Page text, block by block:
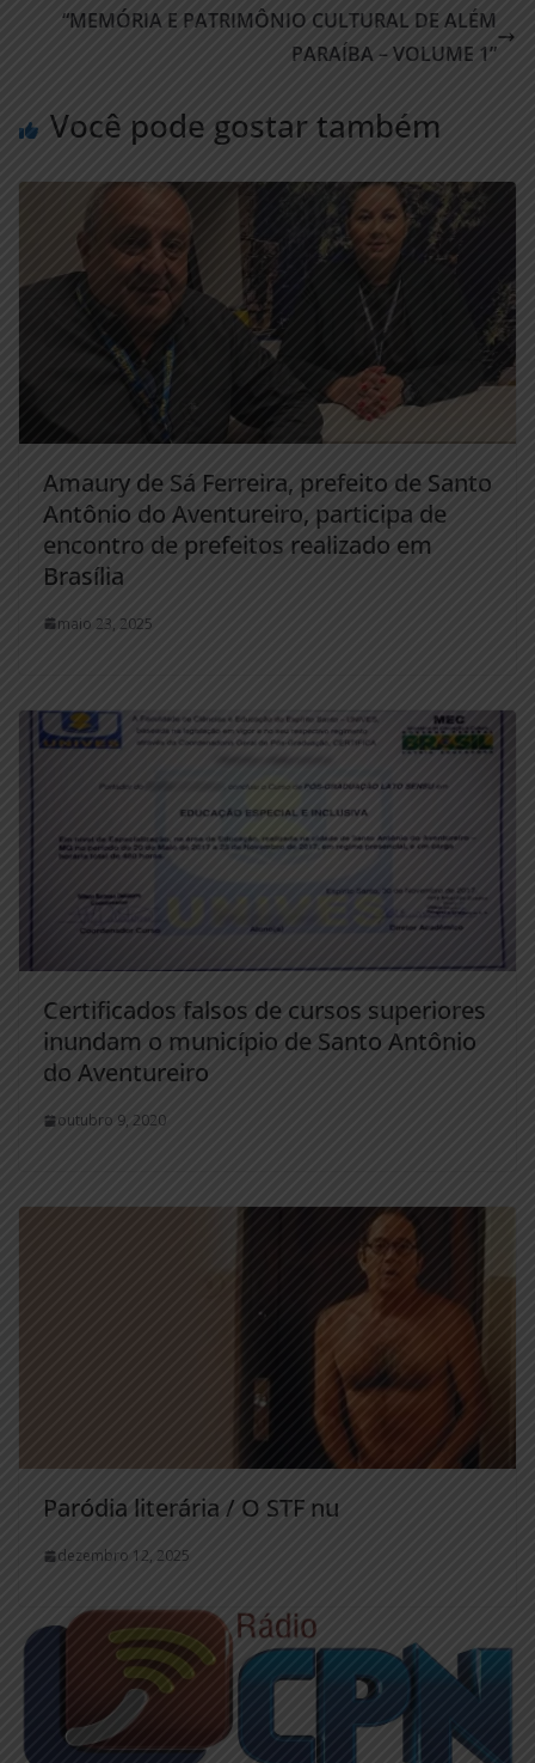
“MEMÓRIA E PATRIMÔNIO CULTURAL DE ALÉM
PARAÍBA – VOLUME 1”
Você pode gostar também
Amaury de Sá Ferreira, prefeito de Santo
Antônio do Aventureiro, participa de
encontro de prefeitos realizado em
Brasília
maio 23, 2025
Certificados falsos de cursos superiores
inundam o município de Santo Antônio
do Aventureiro
outubro 9, 2020
Paródia literária / O STF nu
dezembro 12, 2025